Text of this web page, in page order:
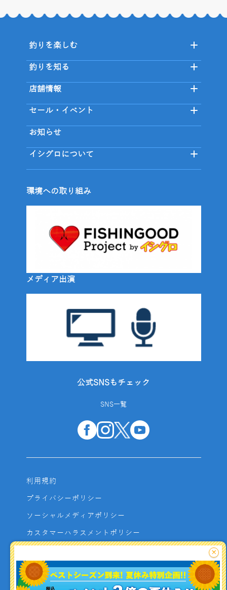
釣りを楽しむ
釣りを知る
店舗情報
セール・イベント
お知らせ
イシグロについて
環境への取り組み
メディア出演
公式SNSもチェック
SNS一覧
利用規約
プライバシーポリシー
ソーシャルメディアポリシー
カスタマーハラスメントポリシー
よくあるご質問
お問い合わせ
×